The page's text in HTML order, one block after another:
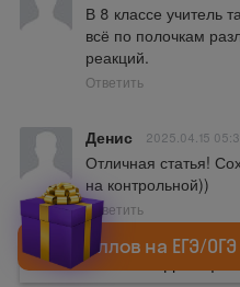
+20 баллов на ЕГЭ/
В 8 классе учитель
всё по полочкам
реакций.
Ответить
Денис 2025.04.15
Отличная статья!
на контрольной))
Ответить